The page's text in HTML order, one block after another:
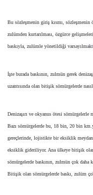
Bu sözleşmenin giriş kısmı,
zulümden kurtarılması, özgürce
baskıyla, zulümle yönetildiği
İşte burada baskının, zulmün gerek
uzantısında olan bitişik sömürgelerde
Denizaşırı ve okyanus ötesi sömürgelerle
Bazı sömürgelerde bu, 18 bin, 20 bin
gereçlerinde, lojistikte bir eksiklik
eksiklik gideriliyor. Ana ülkeye bitişik
sömürgelerde baskının, zulmün çok
Bitişik olan sömürgelerde baskı, zulüm